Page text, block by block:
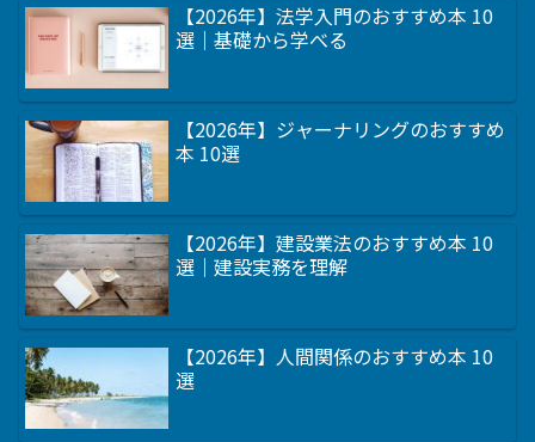
【2026年】法学入門のおすすめ本 10
選｜基礎から学べる
【2026年】ジャーナリングのおすすめ
本 10選
【2026年】建設業法のおすすめ本 10
選｜建設実務を理解
【2026年】人間関係のおすすめ本 10
選